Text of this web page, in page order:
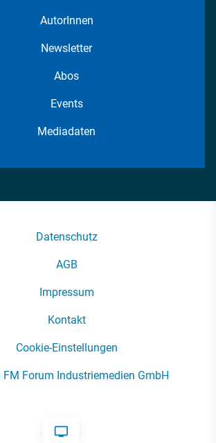
AutorInnen
Newsletter
Abos
Events
Mediadaten
Datenschutz
AGB
Impressum
Kontakt
Cookie-Einstellungen
Forum Industriemedien GmbH